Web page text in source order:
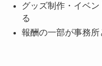
グッズ制作・イベ
る
報酬の一部が事務